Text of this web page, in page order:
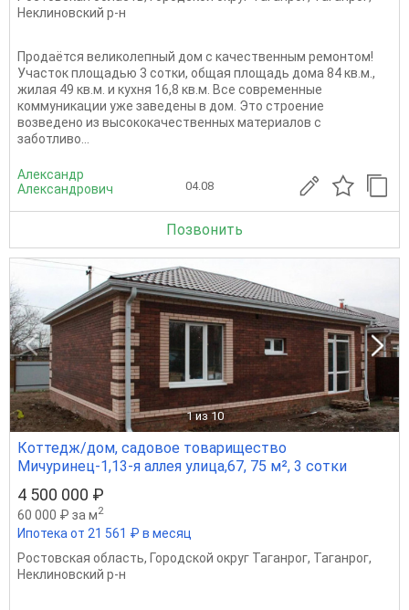
Неклиновский р-н
Продаётся великолепный дом с качественным ремонтом!
Участок площадью 3 сотки, общая площадь дома 84 кв.м.,
жилая 49 кв.м. и кухня 16,8 кв.м. Все современные
коммуникации уже заведены в дом. Это строение
возведено из высококачественных материалов с
заботливо...
Александр
Александрович
04.08
Позвонить
1 из 10
Коттедж/дом, садовое товарищество
Мичуринец-1,13-я аллея улица,67, 75 м², 3 сотки
4 500 000 ₽
60 000 ₽ за м2
Ипотека от 21 561 ₽ в месяц
Ростовская область, Городской округ Таганрог, Таганрог,
Неклиновский р-н